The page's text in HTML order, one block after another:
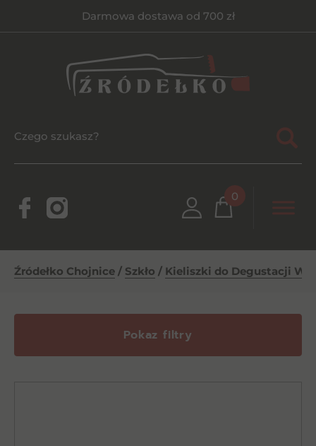
Darmowa dostawa od 700 zł
0
Źródełko Chojnice / Szkło / Kieliszki do Degustacji
Pokaz filtry